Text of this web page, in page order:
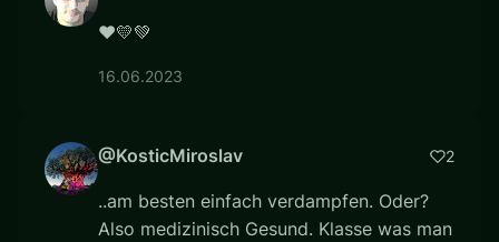
❤️💛💚
16.06.2023
@KosticMiroslav 2
..am besten einfach verdampfen. Oder?
Also medizinisch Gesund. Klasse was man